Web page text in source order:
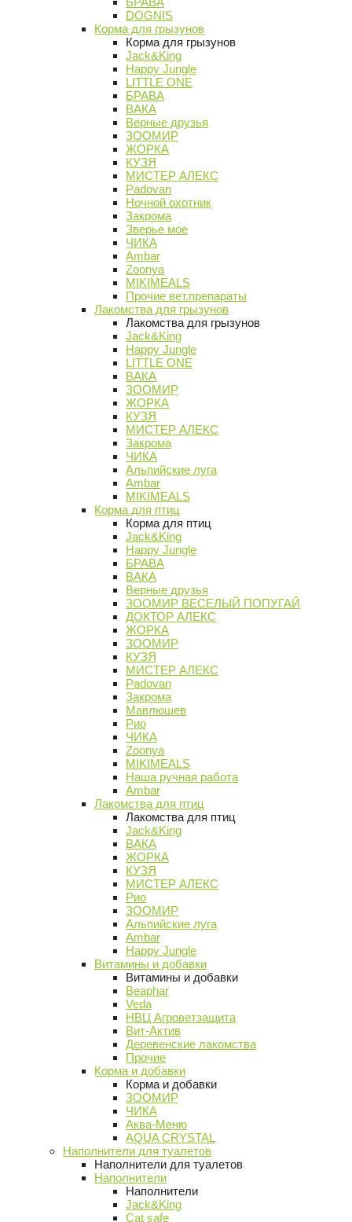
DOGNIS
Корма для грызунов
Корма для грызунов
Jack&King
Happy Jungle
LITTLE ONE
БРАВА
ВАКА
Верные друзья
ЗООМИР
ЖОРКА
КУЗЯ
МИСТЕР АЛЕКС
Padovan
Ночной охотник
Закрома
Зверье мое
ЧИКА
Ambar
Zoonya
MIKIMEALS
Прочие вет.препараты
Лакомства для грызунов
Лакомства для грызунов
Jack&King
Happy Jungle
LITTLE ONE
ВАКА
ЗООМИР
ЖОРКА
КУЗЯ
МИСТЕР АЛЕКС
Закрома
ЧИКА
Альпийские луга
Ambar
MIKIMEALS
Корма для птиц
Корма для птиц
Jack&King
Happy Jungle
БРАВА
ВАКА
Верные друзья
ЗООМИР ВЕСЕЛЫЙ ПОПУГАЙ
ДОКТОР АЛЕКС
ЖОРКА
ЗООМИР
КУЗЯ
МИСТЕР АЛЕКС
Padovan
Закрома
Мавлюшев
Рио
ЧИКА
Zoonya
MIKIMEALS
Наша ручная работа
Ambar
Лакомства для птиц
Лакомства для птиц
Jack&King
ВАКА
ЖОРКА
КУЗЯ
МИСТЕР АЛЕКС
Рио
ЗООМИР
Альпийские луга
Ambar
Happy Jungle
Витамины и добавки
Витамины и добавки
Beaphar
Veda
НВЦ Агроветзащита
Вит-Актив
Деревенские лакомства
Прочие
Корма и добавки
Корма и добавки
ЗООМИР
ЧИКА
Аква-Меню
AQUA CRYSTAL
Наполнители для туалетов
Наполнители для туалетов
Наполнители
Наполнители
Jack&King
Cat safe